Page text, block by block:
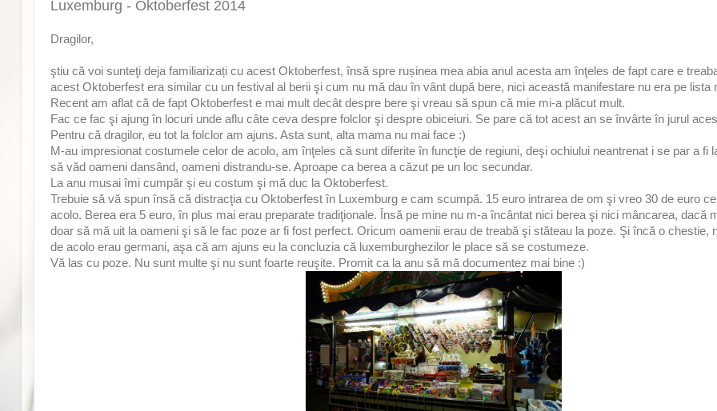
Luxemburg - Oktoberfest 2014
Dragilor,
ştiu că voi sunteţi deja familiarizați cu acest Oktoberfest, însă spre rușinea mea abia anul acesta am înţeles de fapt care e
acest Oktoberfest era similar cu un festival al berii şi cum nu mă dau în vânt după bere, nici această manifestare nu era pe lista
Recent am aflat că de fapt Oktoberfest e mai mult decât despre bere şi vreau să spun că mie mi-a plăcut mult.
Fac ce fac şi ajung în locuri unde aflu câte ceva despre folclor şi despre obiceiuri. Se pare că tot acest an se învârte în jurul
Pentru că dragilor, eu tot la folclor am ajuns. Asta sunt, alta mama nu mai face :)
M-au impresionat costumele celor de acolo, am înţeles că sunt diferite în funcţie de regiuni, deşi ochiului neantrenat i se par a fi
să văd oameni dansând, oameni distrandu-se. Aproape ca berea a căzut pe un loc secundar.
La anu musai îmi cumpăr şi eu costum şi mă duc la Oktoberfest.
Trebuie să vă spun însă că distracţia cu Oktoberfest în Luxemburg e cam scumpă. 15 euro intrarea de om şi vreo 30 de euro
acolo. Berea era 5 euro, în plus mai erau preparate tradiţionale. Însă pe mine nu m-a încântat nici berea şi nici mâncarea, dacă
doar să mă uit la oameni şi să le fac poze ar fi fost perfect. Oricum oamenii erau de treabă şi stăteau la poze. Şi încă o chestie,
de acolo erau germani, aşa că am ajuns eu la concluzia că luxemburghezilor le place să se costumeze.
Vă las cu poze. Nu sunt multe şi nu sunt foarte reuşite. Promit ca la anu să mă documentez mai bine :)